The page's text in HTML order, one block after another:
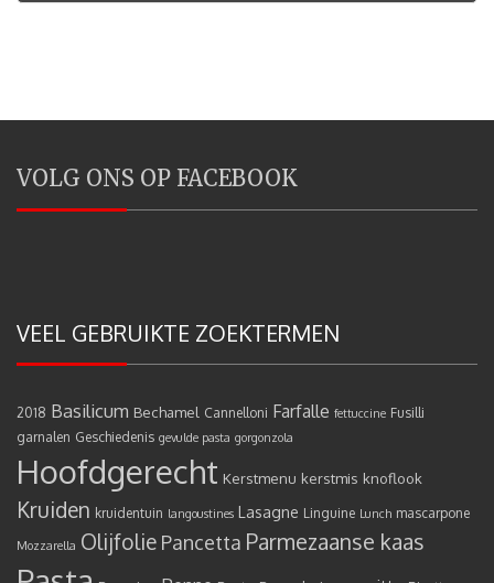
VOLG ONS OP FACEBOOK
VEEL GEBRUIKTE ZOEKTERMEN
2018 Basilicum Bechamel Cannelloni Farfalle fettuccine Fusilli
garnalen Geschiedenis gevulde pasta gorgonzola
Hoofdgerecht Kerstmenu kerstmis knoflook
Kruiden kruidentuin langoustines Lasagne Linguine Lunch mascarpone
Mozzarella Olijfolie Pancetta Parmezaanse kaas